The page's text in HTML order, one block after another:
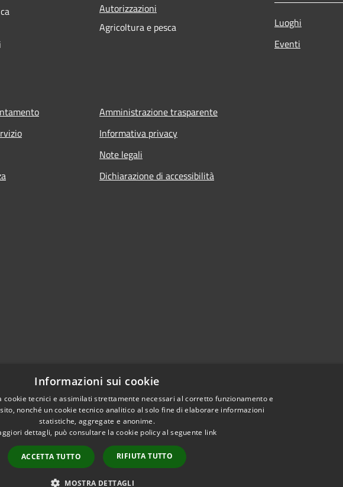
Autorizzazioni
Agricoltura e pesca
Luoghi
Eventi
Amministrazione trasparente
Informativa privacy
Note legali
Dichiarazione di accessibilità
Copyright © 2026 • Comune di Ploaghe • Powered by
Informazioni sui cookie
cookie tecnici e assimilati strettamente necessari al corretto funzionamento e
nonché un cookie tecnico analitico al solo fine di elaborare informazioni
statistiche, aggregate e anonime.
dettagli, può consultare la cookie policy al seguente link
ACCETTA TUTTO RIFIUTA TUTTO
MOSTRA DETTAGLI